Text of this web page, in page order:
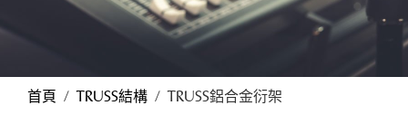
首頁 /TRUSS結構 / TRUSS鋁合金衍架